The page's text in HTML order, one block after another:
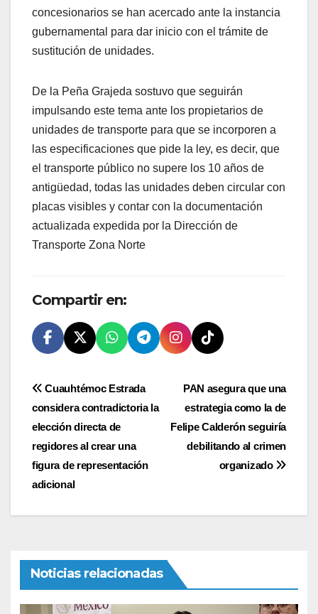
concesionarios se han acercado ante la instancia
gubernamental para dar inicio con el trámite de
sustitución de unidades.
De la Peña Grajeda sostuvo que seguirán
impulsando este tema ante los propietarios de
unidades de transporte para que se incorporen a
las especificaciones que pide la ley, es decir, que
el transporte público no supere los 10 años de
antigüedad, todas las unidades deben circular con
placas visibles y contar con la documentación
actualizada expedida por la Dirección de
Transporte Zona Norte
Compartir en:
Navegación
de
entradas
PAN asegura que una
estrategia como la de
Felipe Calderón seguiría
debilitando al crimen
organizado
Cuauhtémoc Estrada
considera contradictoria la
elección directa de
regidores al crear una
figura de representación
adicional
Noticias relacionadas